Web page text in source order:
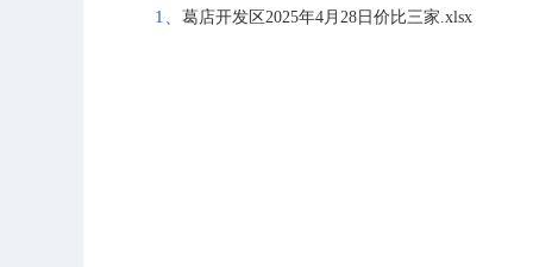
1、 葛店开发区2025年4月28日价比三家.xlsx